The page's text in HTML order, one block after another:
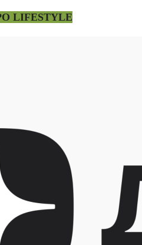
LIFESTYLE